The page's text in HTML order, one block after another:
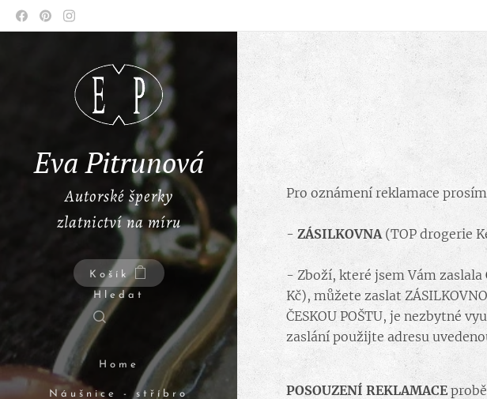
Eva Pitrunová
Autorské šperky
zlatnictví na míru
Košík
Hledat
Home
Náušnice - stříbro
Pro oznámení reklamace
- ZÁSILKOVNA(TOP drogerie
- Zboží, které jsem Vám zaslala
Kč), můžete zaslat
ČESKOU POŠTU, je nezbytné
zaslání použijte adresu
POSOUZENÍ REKLAMACE